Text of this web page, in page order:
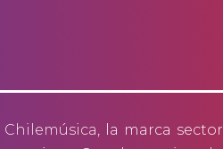
Chilemúsica, la marca